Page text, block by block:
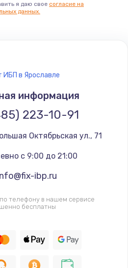
я даю свое согласие на
данных.
ИБП в Ярославле
информация
223-10-91
Октябрьская ул., 71
с 9:00 до 21:00
ibp.ru
телефону в нашем сервисе
бесплатны